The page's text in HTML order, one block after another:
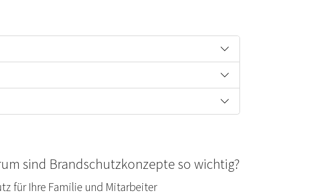
sind Brandschutzkonzepte so wichtig?
für Ihre Familie und Mitarbeiter